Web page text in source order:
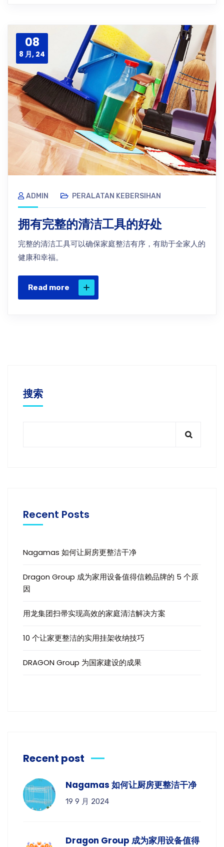
08
8 月, 24
ADMIN PERALATAN KEBERSIHAN
拥有完整的清洁工具的好处
完整的清洁工具可以确保家庭整洁有序，有助于全家人的
健康和幸福。
Read more
搜索
Recent Posts
Nagamas 如何让厨房更整洁干净
Dragon Group 成为家用设备值得信赖品牌的 5 个原
因
用龙集团扫帚实现高效的家庭清洁解决方案
10 个让家更整洁的实用挂架收纳技巧
DRAGON Group 为国家建设的成果
Recent post
Nagamas 如何让厨房更整洁干净
19 9 月 2024
Dragon Group 成为家用设备值得